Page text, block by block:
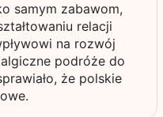
samym zabawom,
relacji
na rozwój
podróże do
że polskie